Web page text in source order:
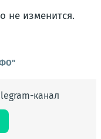
не изменится.
канал